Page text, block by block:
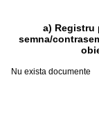
a) Registru
semna/
Nu exista documente